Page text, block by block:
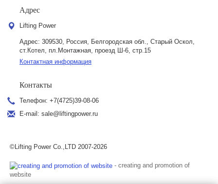
Адрес
Lifting Power
Адрес: 309530, Россия, Белгородская обл., Старый Оскол,
ст.Котел, пл.Монтажная, проезд Ш-6, стр.15
Контактная информация
Контакты
Телефон: +7(4725)39-08-06
E-mail: sale@liftingpower.ru
©Lifting Power Co.,LTD 2007-2026
- creating and promotion of
website